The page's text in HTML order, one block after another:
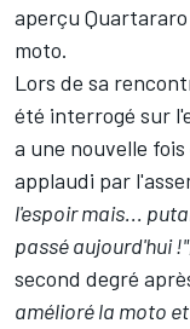
aperçu
moto.
Lors de sa
été interrogé sur
a une nouvelle
applaudi par
l'espoir mais...
passé aujourd'hui
second degré
amélioré la moto